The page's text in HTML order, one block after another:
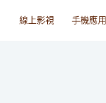
線上影視 手機應用